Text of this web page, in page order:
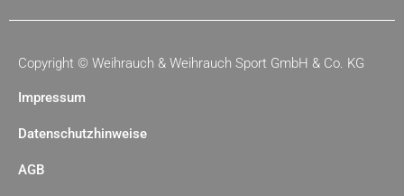
Copyright © Weihrauch & Weihrauch Sport GmbH & Co. KG
Impressum
Datenschutzhinweise
AGB